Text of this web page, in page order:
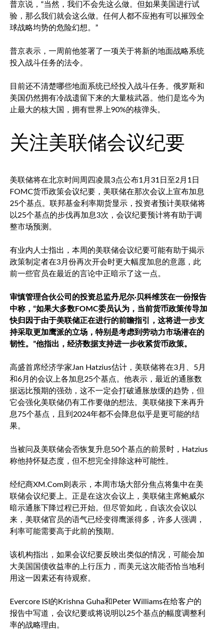
普京说，“当然，我们不会先这么做。但如果美国进行试
验，那么我们就会这么做。任何人都不应抱有可以摧毁全
球战略均势的危险幻想。”
普京表示，一周前他签署了一项关于将新的地面战略系统
投入战斗任务的法令。
目前还不清楚哪些地面系统已经投入战斗任务。俄罗斯和
美国仍然拥有冷战遗留下来的大量核武器。他们是迄今为
止最大的核大国，拥有世界上90%的核弹头。
关注美联储会议纪要
美联储将在北京时间周四凌晨3点公布1月31日至2月1日
FOMC货币政策会议纪要，美联储在那次会议上宣布加息
25个基点。联邦基金利率期货显示，投资者预计美联储将
以25个基点的步伐再加息3次，会议纪要预计将有助于调
整市场预测。
有业内人士指出，本周的美联储会议纪要可能有助于揭示
政策制定者在3月份再次开会时更大幅度加息的意愿，此
前一些官员在最近的言论中正暗示了这一点。
审慎管理合伙公司的投资总监丹尼尔·贝科维茨在一份报告
中称，“如果大多数FOMC委员认为，当前货币政策传导加
快归因于由于美联储正在进行的前瞻指引，这将进一步支
持采取更加鹰派的立场，特别是考虑到劳动力市场潜在的
韧性。”他指出，经济数据支持进一步收紧货币政策。
高盛首席经济学家Jan Hatzius估计，美联储将在3月、5月
和6月的会议上各加息25个基点。他表示，最近的通胀数
据远比预期的强劲，这不一定会打破通胀放缓的趋势，但
它会强化美联储仍有工作要做的想法。美联储接下来再升
息75个基点，且到2024年都不会降息似乎是更可能的结
果。
当被问及美联储会否恢复升息50个基点的前景时，Hatzius
称他持怀疑态度，但不想完全排除这种可能性。
经纪商XM.Com则表示，本周市场大部分焦点将集中在美
联储会议纪要上。正是在这次会议上，美联储主席鲍威尔
暗示通胀下降过程已开始。但尽管如此，自该次会议以
来，美联储官员的语气已经变得鹰派得多，许多人强调，
利率可能需要高于此前的预期。
该机构指出，如果会议纪要反映出类似的情况，可能会加
大美国国债收益率的上行压力，而美元这次能否恰当地利
用这一因素还有待观察。
Evercore ISI的Krishna Guha和Peter Williams在给客户的
报告中写道，会议纪要或将说明以25个基点的幅度调整利
率的战略理由。